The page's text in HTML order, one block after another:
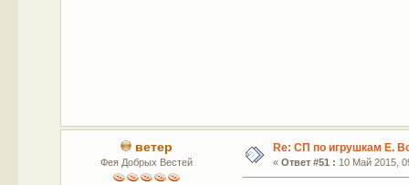
ветер
Фея Добрых Вестей
Re: СП по игрушкам Е.
« Ответ #51 : 10 Май 2015,